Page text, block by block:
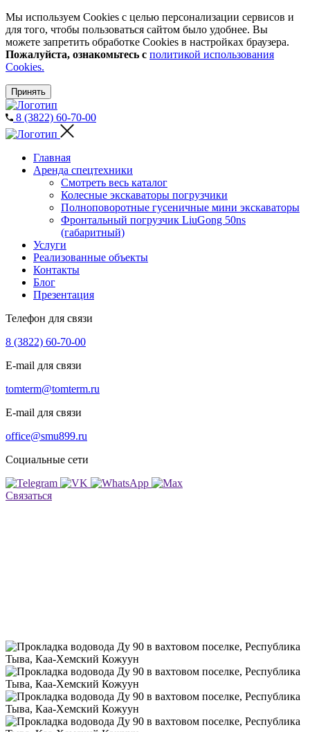
Мы используем Cookies с целью персонализации сервисов и
для того, чтобы пользоваться сайтом было удобнее. Вы
можете запретить обработке Cookies в настройках браузера.
Пожалуйста, ознакомьтесь с политикой использования
Cookies.
Принять
8 (3822) 60-70-00
Главная
Аренда спецтехники
Смотреть весь каталог
Колесные экскаваторы погрузчики
Полноповоротные гусеничные мини экскаваторы
Фронтальный погрузчик LiuGong 50ns
(габаритный)
Услуги
Реализованные объекты
Контакты
Блог
Презентация
Телефон для связи
8 (3822) 60-70-00
E-mail для связи
tomterm@tomterm.ru
E-mail для связи
office@smu899.ru
Социальные сети
Связаться
office@smu899.ru
tomterm@tomterm.ru
Реализованные объекты